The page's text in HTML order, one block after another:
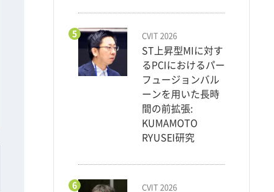
5 CVIT 2026
ST上昇型MIに対す
るPCIにおけるパー
フュージョンバル
ーンを用いた長時
間の前拡張:
KUMAMOTO
RYUSEI研究
6 CVIT 2026